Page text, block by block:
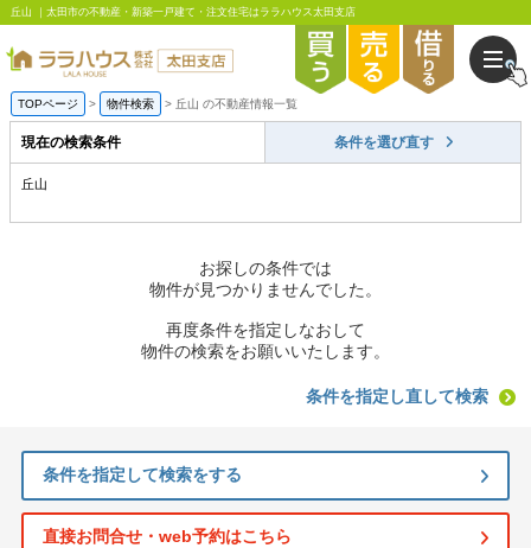
丘山 ｜太田市の不動産・新築一戸建て・注文住宅はララハウス太田支店
TOPページ 物件検索 丘山 の不動産情報一覧
現在の検索条件 条件を選び直す
丘山
お探しの条件では
物件が見つかりませんでした。
再度条件を指定しなおして
物件の検索をお願いいたします。
条件を指定し直して検索
条件を指定して検索をする
直接お問合せ・web予約はこちら